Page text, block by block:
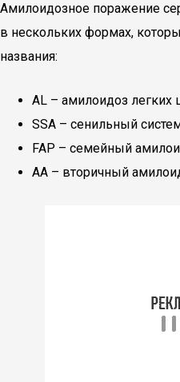
Амилоидозное поражение
в нескольких формах,
названия:
AL – амилоидоз легких
SSA – сенильный
FAP – семейный
АА – вторичный